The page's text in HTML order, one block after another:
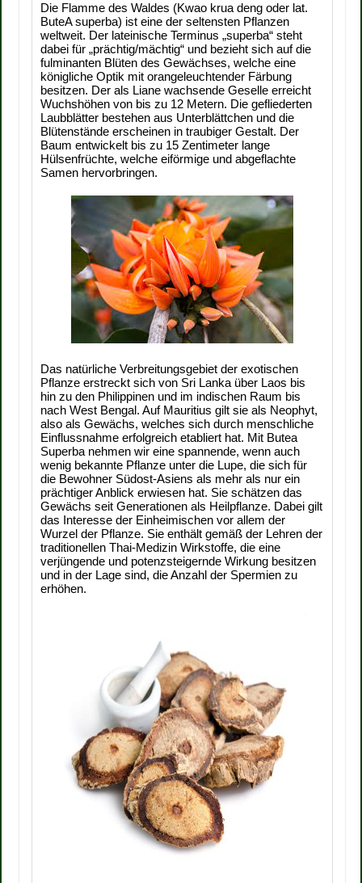
Die Flamme des Waldes (Kwao krua deng oder lat.
ButeA superba) ist eine der seltensten Pflanzen
weltweit. Der lateinische Terminus „superba“ steht
dabei für „prächtig/mächtig“ und bezieht sich auf die
fulminanten Blüten des Gewächses, welche eine
königliche Optik mit orangeleuchtender Färbung
besitzen. Der als Liane wachsende Geselle erreicht
Wuchshöhen von bis zu 12 Metern. Die gefliederten
Laubblätter bestehen aus Unterblättchen und die
Blütenstände erscheinen in traubiger Gestalt. Der
Baum entwickelt bis zu 15 Zentimeter lange
Hülsenfrüchte, welche eiförmige und abgeflachte
Samen hervorbringen.
Das natürliche Verbreitungsgebiet der exotischen
Pflanze erstreckt sich von Sri Lanka über Laos bis
hin zu den Philippinen und im indischen Raum bis
nach West Bengal. Auf Mauritius gilt sie als Neophyt,
also als Gewächs, welches sich durch menschliche
Einflussnahme erfolgreich etabliert hat. Mit Butea
Superba nehmen wir eine spannende, wenn auch
wenig bekannte Pflanze unter die Lupe, die sich für
die Bewohner Südost-Asiens als mehr als nur ein
prächtiger Anblick erwiesen hat. Sie schätzen das
Gewächs seit Generationen als Heilpflanze. Dabei gilt
das Interesse der Einheimischen vor allem der
Wurzel der Pflanze. Sie enthält gemäß der Lehren der
traditionellen Thai-Medizin Wirkstoffe, die eine
verjüngende und potenzsteigernde Wirkung besitzen
und in der Lage sind, die Anzahl der Spermien zu
erhöhen.